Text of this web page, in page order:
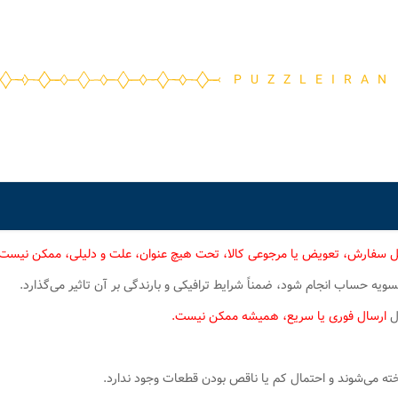
PUZZLEIRAN
سفارش، تعویض یا مرجوعی کالا، تحت هیچ عنوان، علت و دلیلی، ممکن
حساب انجام شود، ضمناً شرایط ترافیکی و بارندگی بر آن تاثیر می‌گذارد.
ارسال فوری یا سریع، همیشه ممکن نیست.
می‌شوند و احتمال کم یا ناقص بودن قطعات وجود ندارد.